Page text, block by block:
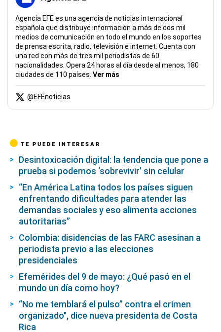
Agencia EFE es una agencia de noticias internacional
española que distribuye información a más de dos mil
medios de comunicación en todo el mundo en los soportes
de prensa escrita, radio, televisión e internet. Cuenta con
una red con más de tres mil periodistas de 60
nacionalidades. Opera 24 horas al día desde al menos, 180
ciudades de 110 países. Ver más
@EFEnoticias
TE PUEDE INTERESAR
Desintoxicación digital: la tendencia que pone a
prueba si podemos ‘sobrevivir’ sin celular
“En América Latina todos los países siguen
enfrentando dificultades para atender las
demandas sociales y eso alimenta acciones
autoritarias”
Colombia: disidencias de las FARC asesinan a
periodista previo a las elecciones
presidenciales
Efemérides del 9 de mayo: ¿Qué pasó en el
mundo un día como hoy?
“No me temblará el pulso” contra el crimen
organizado", dice nueva presidenta de Costa
Rica